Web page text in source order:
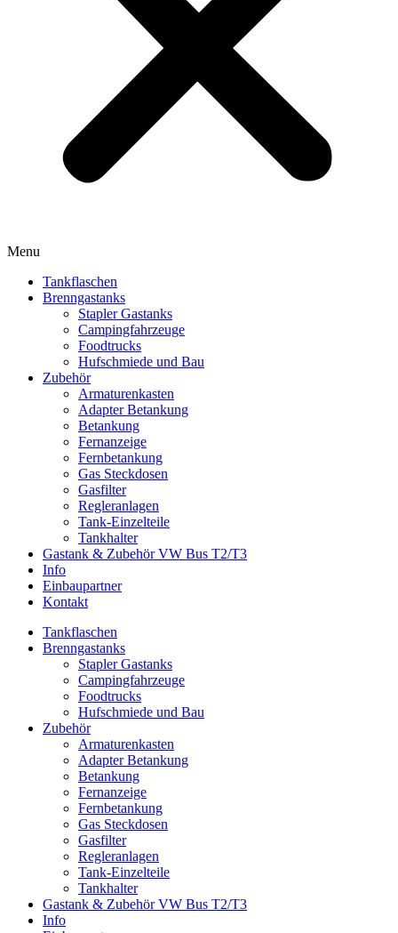
Menu
Tankflaschen
Brenngastanks
Stapler Gastanks
Campingfahrzeuge
Foodtrucks
Hufschmiede und Bau
Zubehör
Armaturenkasten
Adapter Betankung
Betankung
Fernanzeige
Fernbetankung
Gas Steckdosen
Gasfilter
Regleranlagen
Tank-Einzelteile
Tankhalter
Gastank & Zubehör VW Bus T2/T3
Info
Einbaupartner
Kontakt
Tankflaschen
Brenngastanks
Stapler Gastanks
Campingfahrzeuge
Foodtrucks
Hufschmiede und Bau
Zubehör
Armaturenkasten
Adapter Betankung
Betankung
Fernanzeige
Fernbetankung
Gas Steckdosen
Gasfilter
Regleranlagen
Tank-Einzelteile
Tankhalter
Gastank & Zubehör VW Bus T2/T3
Info